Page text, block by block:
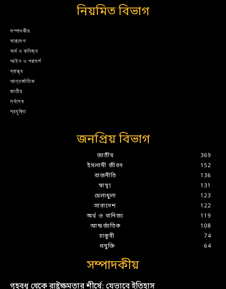
নিয়মিত বিভাগ
সম্পাদকীয়
সারাদেশ
অর্থ ও বানিজ্য
আইন ও পরামর্শ
স্বাস্থ্য
আন্তর্জাতিক
জাতীয়
সর্বশেষ
প্রযুক্তি
জনপ্রিয় বিভাগ
জাতীয়
369
ইসলামী জীবন
152
রাজনীতি
136
স্বাস্থ্য
131
খেলাধুলা
123
সারাদেশ
122
অর্থ ও বানিজ্য
119
আন্তর্জাতিক
108
চাকুরী
74
প্রযুক্তি
64
সম্পাদকীয়
গৃহবধূ থেকে রাষ্ট্রক্ষমতার শীর্ষে: যেভাবে ইতিহাস